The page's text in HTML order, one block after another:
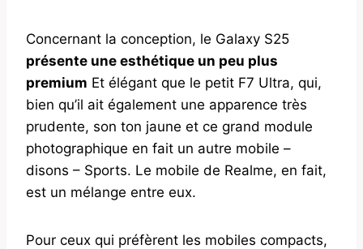
Concernant la conception, le Galaxy S25
présente une esthétique un peu plus
premium Et élégant que le petit F7 Ultra, qui,
bien qu’il ait également une apparence très
prudente, son ton jaune et ce grand module
photographique en fait un autre mobile –
disons – Sports. Le mobile de Realme, en fait,
est un mélange entre eux.
Pour ceux qui préfèrent les mobiles compacts,